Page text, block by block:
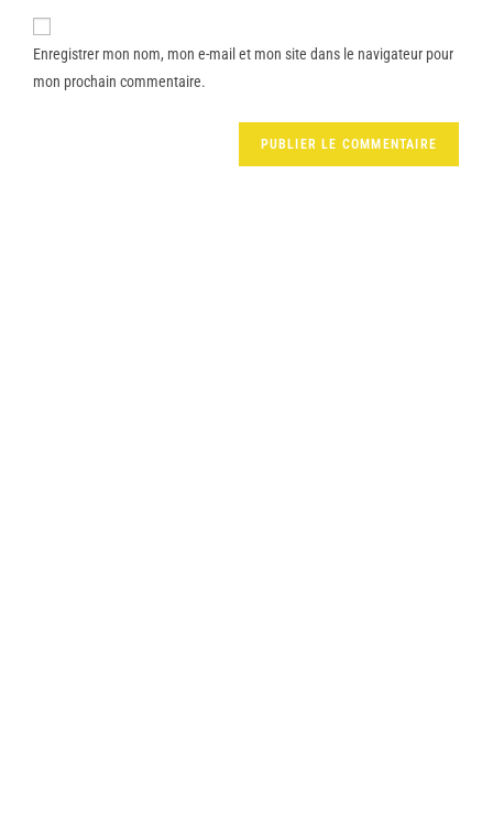
Enregistrer mon nom, mon e-mail et mon site dans le navigateur pour
mon prochain commentaire.